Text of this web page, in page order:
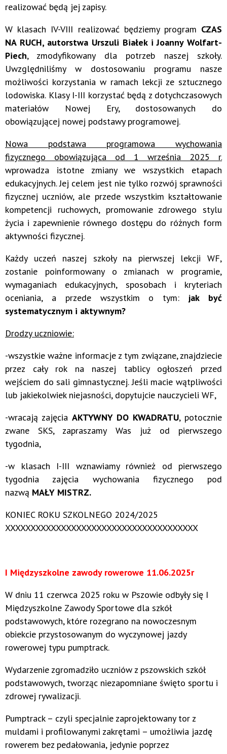
realizować będą jej zapisy.
W klasach IV-VIII realizować będziemy program CZAS
NA RUCH, autorstwa Urszuli Białek i Joanny Wolfart-
Piech, zmodyfikowany dla potrzeb naszej szkoły.
Uwzględniliśmy w dostosowaniu programu nasze
możliwości korzystania w ramach lekcji ze sztucznego
lodowiska. Klasy I-III korzystać będą z dotychczasowych
materiałów Nowej Ery, dostosowanych do
obowiązującej nowej podstawy programowej.
Nowa podstawa programowa wychowania
fizycznego obowiązująca od 1 września 2025 r.
wprowadza istotne zmiany we wszystkich etapach
edukacyjnych. Jej celem jest nie tylko rozwój sprawności
fizycznej uczniów, ale przede wszystkim kształtowanie
kompetencji ruchowych, promowanie zdrowego stylu
życia i zapewnienie równego dostępu do różnych form
aktywności fizycznej.
Każdy uczeń naszej szkoły na pierwszej lekcji WF,
zostanie poinformowany o zmianach w programie,
wymaganiach edukacyjnych, sposobach i kryteriach
oceniania, a przede wszystkim o tym: jak być
systematycznym i aktywnym?
Drodzy uczniowie:
-wszystkie ważne informacje z tym związane, znajdziecie
przez cały rok na naszej tablicy ogłoszeń przed
wejściem do sali gimnastycznej. Jeśli macie wątpliwości
lub jakiekolwiek niejasności, dopytujcie nauczycieli WF,
-wracają zajęcia AKTYWNY DO KWADRATU, potocznie
zwane SKS, zapraszamy Was już od pierwszego
tygodnia,
-w klasach I-III wznawiamy również od pierwszego
tygodnia zajęcia wychowania fizycznego pod
nazwą MAŁY MISTRZ.
KONIEC ROKU SZKOLNEGO 2024/2025
XXXXXXXXXXXXXXXXXXXXXXXXXXXXXXXXXXXXXX
I Międzyszkolne zawody rowerowe 11.06.2025r
W dniu 11 czerwca 2025 roku w Pszowie odbyły się I
Międzyszkolne Zawody Sportowe dla szkół
podstawowych, które rozegrano na nowoczesnym
obiekcie przystosowanym do wyczynowej jazdy
rowerowej typu pumptrack.
Wydarzenie zgromadziło uczniów z pszowskich szkół
podstawowych, tworząc niezapomniane święto sportu i
zdrowej rywalizacji.
Pumptrack – czyli specjalnie zaprojektowany tor z
muldami i profilowanymi zakrętami – umożliwia jazdę
rowerem bez pedałowania, jedynie poprzez